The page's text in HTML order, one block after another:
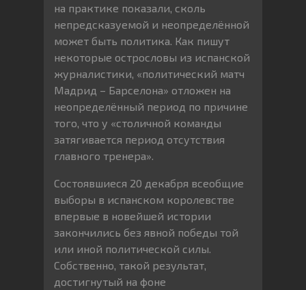
на практике показали, сколь
непредсказуемой и неопределённой
может быть политика. Как пишут
некоторые острословы из испанской
журналистики, «политический матч
Мадрид – Барселона» отложен на
неопределённый период по причине
того, что у «столичной команды
затягивается период отсутствия
главного тренера».
Состоявшиеся 20 декабря всеобщие
выборы в испанском королевстве
впервые в новейшей истории
закончились без явной победы той
или иной политической силы.
Собственно, такой результат,
достигнутый на фоне